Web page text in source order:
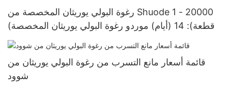
رغوة البولي يوريثان المخصصة من Shuode 1 - 20000
(قطعة): 14 (أيام) موردو رغوة البولي يوريثان المخصصة
قائمة أسعار مانع التسرب من رغوة البولي يوريثان من
شوود